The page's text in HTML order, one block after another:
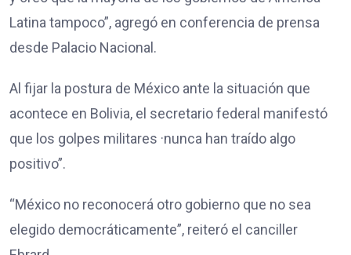
Latina tampoco”, agregó en conferencia de prensa
desde Palacio Nacional.
Al fijar la postura de México ante la situación que
acontece en Bolivia, el secretario federal manifestó
que los golpes militares ·nunca han traído algo
positivo”.
“México no reconocerá otro gobierno que no sea
elegido democráticamente”, reiteró el canciller